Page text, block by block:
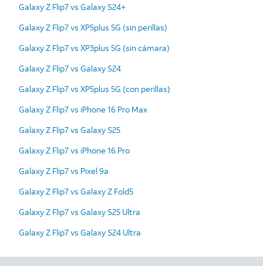
Galaxy Z Flip7 vs Galaxy S24+
Galaxy Z Flip7 vs XP5plus 5G (sin perillas)
Galaxy Z Flip7 vs XP3plus 5G (sin cámara)
Galaxy Z Flip7 vs Galaxy S24
Galaxy Z Flip7 vs XP5plus 5G (con perillas)
Galaxy Z Flip7 vs iPhone 16 Pro Max
Galaxy Z Flip7 vs Galaxy S25
Galaxy Z Flip7 vs iPhone 16 Pro
Galaxy Z Flip7 vs Pixel 9a
Galaxy Z Flip7 vs Galaxy Z Fold5
Galaxy Z Flip7 vs Galaxy S25 Ultra
Galaxy Z Flip7 vs Galaxy S24 Ultra